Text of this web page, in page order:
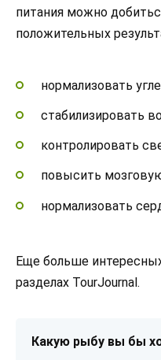
питания можно
положительных
нормализовать
стабилизировать
контролировать
повысить
нормализовать
Еще больше
разделах TourJournal.
Какую рыбу вы бы